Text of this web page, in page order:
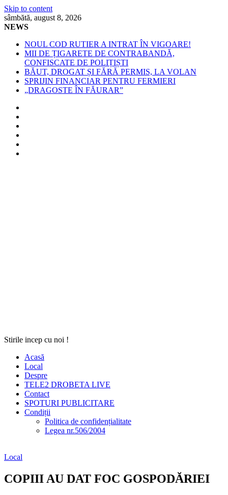
Skip to content
sâmbătă, august 8, 2026
NEWS
NOUL COD RUTIER A INTRAT ÎN VIGOARE!
MII DE ȚIGARETE DE CONTRABANDĂ,
CONFISCATE DE POLIȚIȘTI
BĂUT, DROGAT ȘI FĂRĂ PERMIS, LA VOLAN
SPRIJIN FINANCIAR PENTRU FERMIERI
„DRAGOSTE ÎN FĂURAR”
Stirile incep cu noi !
Acasă
Local
Despre
TELE2 DROBETA LIVE
Contact
SPOTURI PUBLICITARE
Condiții
Politica de confidențialitate
Legea nr.506/2004
Local
COPIII AU DAT FOC GOSPODĂRIEI